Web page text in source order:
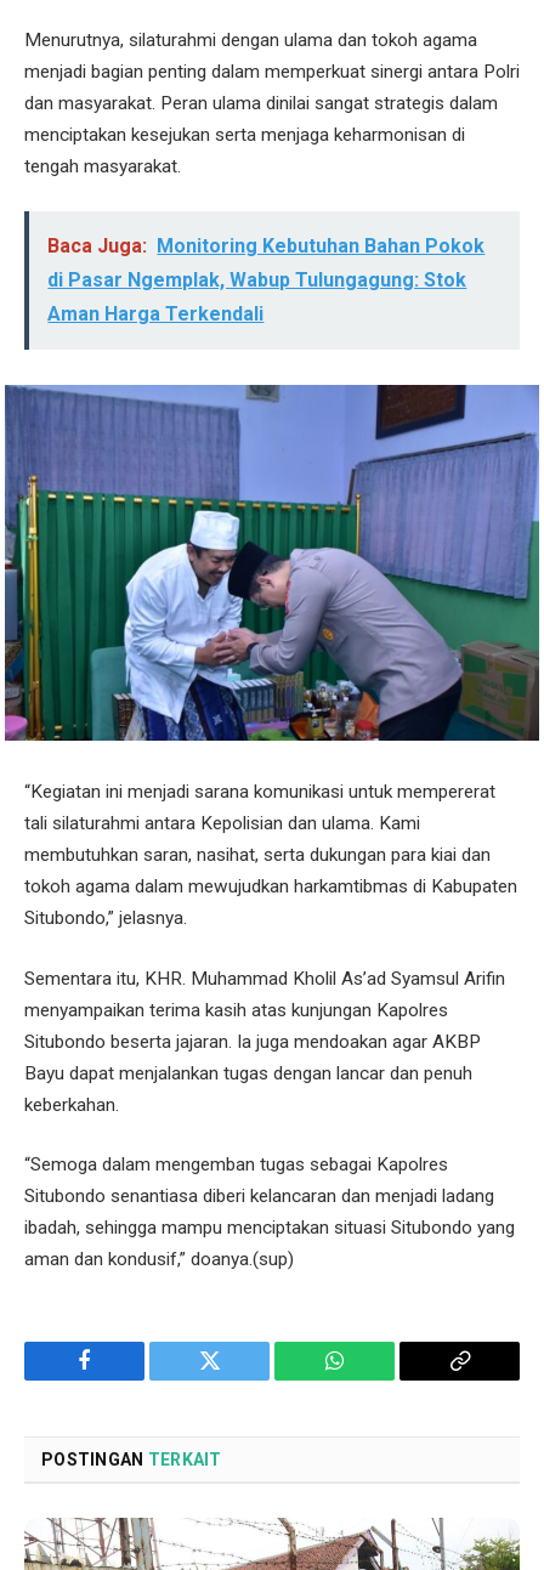
Menurutnya, silaturahmi dengan ulama dan tokoh agama
menjadi bagian penting dalam memperkuat sinergi antara Polri
dan masyarakat. Peran ulama dinilai sangat strategis dalam
menciptakan kesejukan serta menjaga keharmonisan di
tengah masyarakat.
Baca Juga: Monitoring Kebutuhan Bahan Pokok
di Pasar Ngemplak, Wabup Tulungagung: Stok
Aman Harga Terkendali
“Kegiatan ini menjadi sarana komunikasi untuk mempererat
tali silaturahmi antara Kepolisian dan ulama. Kami
membutuhkan saran, nasihat, serta dukungan para kiai dan
tokoh agama dalam mewujudkan harkamtibmas di Kabupaten
Situbondo,” jelasnya.
Sementara itu, KHR. Muhammad Kholil As’ad Syamsul Arifin
menyampaikan terima kasih atas kunjungan Kapolres
Situbondo beserta jajaran. Ia juga mendoakan agar AKBP
Bayu dapat menjalankan tugas dengan lancar dan penuh
keberkahan.
“Semoga dalam mengemban tugas sebagai Kapolres
Situbondo senantiasa diberi kelancaran dan menjadi ladang
ibadah, sehingga mampu menciptakan situasi Situbondo yang
aman dan kondusif,” doanya.(sup)
Facebook Twitter WhatsApp
Copy
POSTINGAN TERKAIT